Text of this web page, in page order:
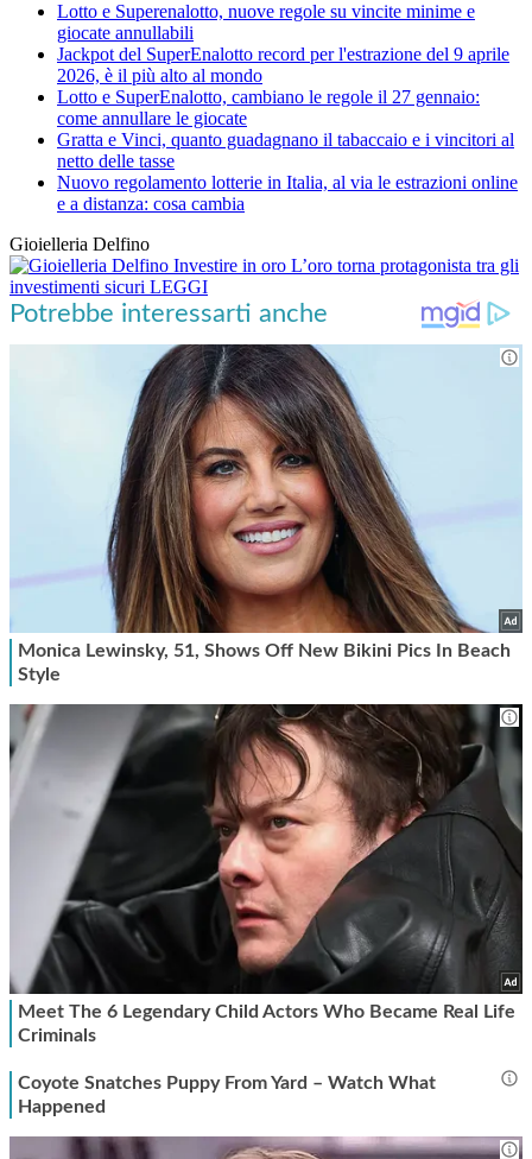
Lotto e Superenalotto, nuove regole su vincite minime e
giocate annullabili
Jackpot del SuperEnalotto record per l'estrazione del 9 aprile
2026, è il più alto al mondo
Lotto e SuperEnalotto, cambiano le regole il 27 gennaio:
come annullare le giocate
Gratta e Vinci, quanto guadagnano il tabaccaio e i vincitori al
netto delle tasse
Nuovo regolamento lotterie in Italia, al via le estrazioni online
e a distanza: cosa cambia
Gioielleria Delfino
Investire in oro L’oro torna protagonista tra gli
investimenti sicuri LEGGI